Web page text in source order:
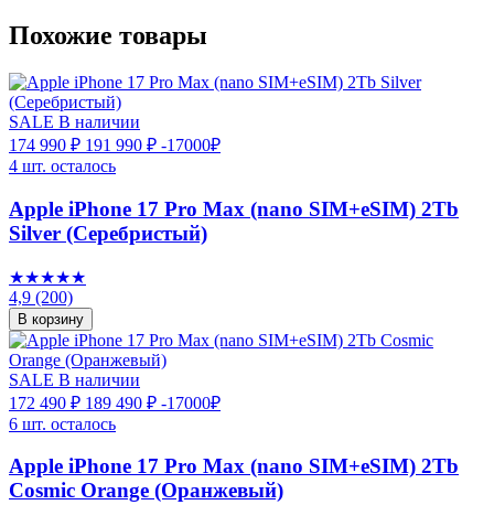
Похожие товары
SALE В наличии
174 990 ₽ 191 990 ₽ -17000₽
4 шт. осталось
Apple iPhone 17 Pro Max (nano SIM+eSIM) 2Tb
Silver (Серебристый)
★★★★★
4,9 (200)
В корзину
SALE В наличии
172 490 ₽ 189 490 ₽ -17000₽
6 шт. осталось
Apple iPhone 17 Pro Max (nano SIM+eSIM) 2Tb
Cosmic Orange (Оранжевый)